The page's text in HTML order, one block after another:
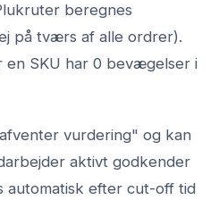
beregnes
på tværs af alle ordrer).
en SKU har 0 bevægelser i
vurdering" og kan
aktivt godkender
automatisk efter cut-off tid